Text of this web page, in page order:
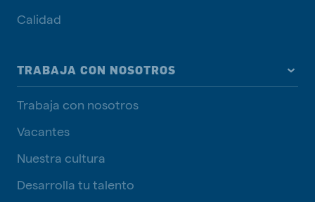
Calidad
TRABAJA CON NOSOTROS
Trabaja con nosotros
Vacantes
Nuestra cultura
Desarrolla tu talento